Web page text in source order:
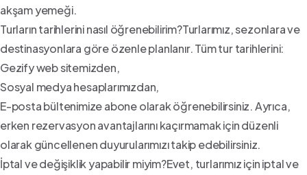
akşam yemeği.
Turların tarihlerini nasıl öğrenebilirim?Turlarımız, sezonlara ve
destinasyonlara göre özenle planlanır. Tüm tur tarihlerini:
Gezify web sitemizden,
Sosyal medya hesaplarımızdan,
E-posta bültenimize abone olarak öğrenebilirsiniz. Ayrıca,
erken rezervasyon avantajlarını kaçırmamak için düzenli
olarak güncellenen duyurularımızı takip edebilirsiniz.
İptal ve değişiklik yapabilir miyim?Evet, turlarımız için iptal ve